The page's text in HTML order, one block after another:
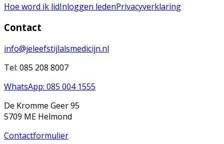
Hoe word ik lidInloggen ledenPrivacyverklaring
Contact
info@jeleefstijlalsmedicijn.nl
Tel: 085 208 8007
WhatsApp: 085 004 1555
De Kromme Geer 95
5709 ME Helmond
Contactformulier